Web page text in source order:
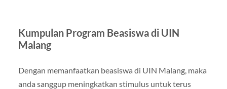
Kumpulan Program Beasiswa di UIN
Malang
Dengan memanfaatkan beasiswa di UIN Malang, maka
anda sanggup meningkatkan stimulus untuk terus